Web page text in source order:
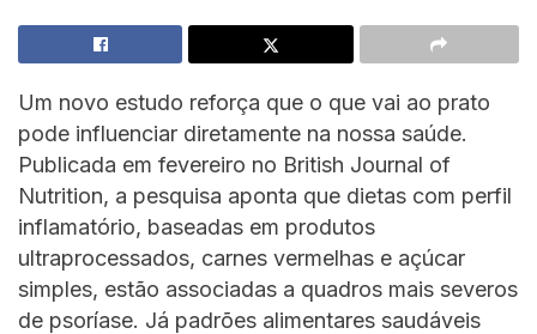
Um novo estudo reforça que o que vai ao prato
pode influenciar diretamente na nossa saúde.
Publicada em fevereiro no British Journal of
Nutrition, a pesquisa aponta que dietas com perfil
inflamatório, baseadas em produtos
ultraprocessados, carnes vermelhas e açúcar
simples, estão associadas a quadros mais severos
de psoríase. Já padrões alimentares saudáveis